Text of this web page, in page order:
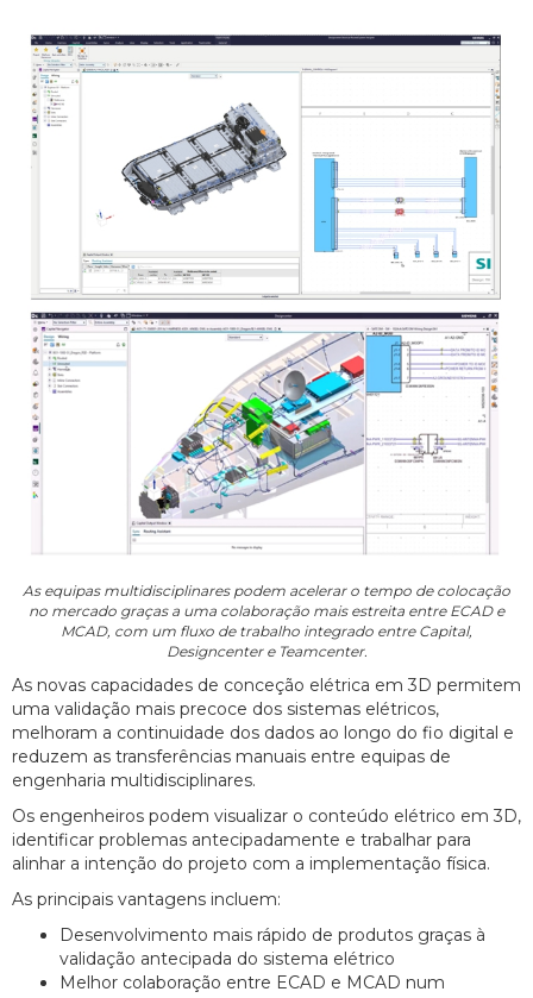
As equipas multidisciplinares podem acelerar o tempo de colocação
no mercado graças a uma colaboração mais estreita entre ECAD e
MCAD, com um fluxo de trabalho integrado entre Capital,
Designcenter e Teamcenter.
As novas capacidades de conceção elétrica em 3D permitem
uma validação mais precoce dos sistemas elétricos,
melhoram a continuidade dos dados ao longo do fio digital e
reduzem as transferências manuais entre equipas de
engenharia multidisciplinares.
Os engenheiros podem visualizar o conteúdo elétrico em 3D,
identificar problemas antecipadamente e trabalhar para
alinhar a intenção do projeto com a implementação física.
As principais vantagens incluem:
Desenvolvimento mais rápido de produtos graças à
validação antecipada do sistema elétrico
Melhor colaboração entre ECAD e MCAD num